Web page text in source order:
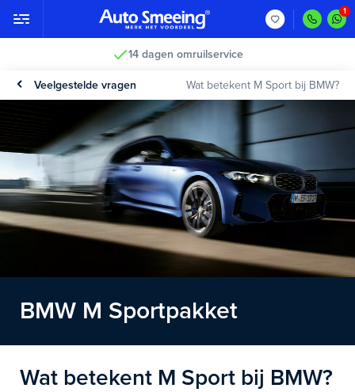
14 dagen omruilservice
Veelgestelde vragen Wat betekent M Sport bij BMW?
BMW M Sportpakket
Wat betekent M Sport bij BMW?